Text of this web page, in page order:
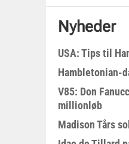
Nyheder
USA: Tips til
Hambletonian-
V85: Don
millionløb
Madison Tårs